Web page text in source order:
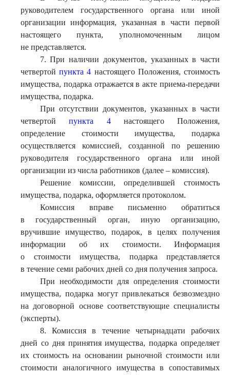
руководителем государственного органа или иной
организации информация, указанная в части первой
настоящего пункта, уполномоченным лицом
не представляется.
7. При наличии документов, указанных в части
четвертойпункта 4 настоящего Положения, стоимость
имущества, подарка отражается в акте приема-передачи
имущества, подарка.
При отсутствии документов, указанных в части
четвертойпункта 4настоящего Положения,
определение стоимости имущества, подарка
осуществляется комиссией, созданной по решению
руководителя государственного органа или иной
организации из числа работников (далее – комиссия).
Решение комиссии, определившей стоимость
имущества, подарка, оформляется протоколом.
Комиссия вправе письменно обратиться
в государственный орган, иную организацию,
вручившие имущество, подарок, в целях получения
информации об их стоимости. Информация
о стоимости имущества, подарка представляется
в течение семи рабочих дней со дня получения запроса.
При необходимости для определения стоимости
имущества, подарка могут привлекаться безвозмездно
на договорной основе соответствующие специалисты
(эксперты).
8. Комиссия в течение четырнадцати рабочих
дней со дня принятия имущества, подарка определяет
их стоимость на основании рыночной стоимости или
стоимости аналогичного имущества в сопоставимых